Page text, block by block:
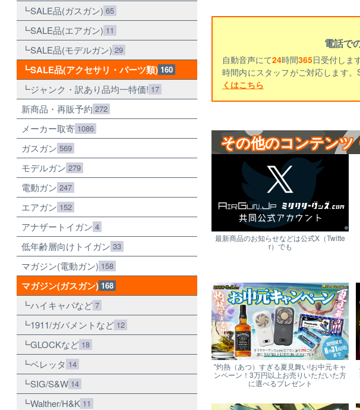
電話で
自動音声にて24時間365日受付しま
時間内にスタッフがご対応します
くはこちら
その他のコンテンツ
最新商品のお知らせなどは公式X（Twitte
r）でも
"灼熱（あつ）すぎる夏見舞い!お中元キャ
ンペーン！3万円以上お売りいただいた方
に選べるプレゼント
SALE品(ガスガン) 65
SALE品(エアガン) 11
SALE品(モデルガン) 29
SALE品(アクセサリ・パーツ類) 160
ジャンク・訳あり品均一特価! 17
新商品・再販予約 272
メーカー取寄 1086
ガスガン 569
モデルガン 279
電動ガン 247
エアガン 152
アナザートイガン 4
低年齢層向けトイガン 33
マガジン(電動ガン) 158
マガジン(ガスガン) 168
ハイキャパなど 7
1911/ガバメントなど 12
GLOCKなど 18
ベレッタ 14
SIG/S&W 14
Walther/H&K 11